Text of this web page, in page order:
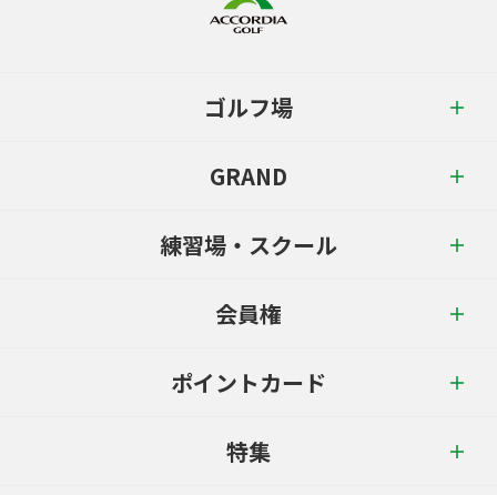
ゴルフ場
GRAND
練習場・スクール
会員権
ポイントカード
特集